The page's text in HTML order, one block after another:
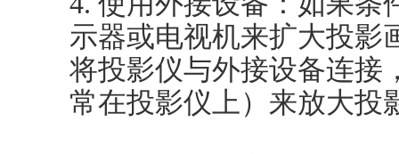
示器或电视机来扩大投影
将投影仪与外接设备连接
常在投影仪上）来放大投